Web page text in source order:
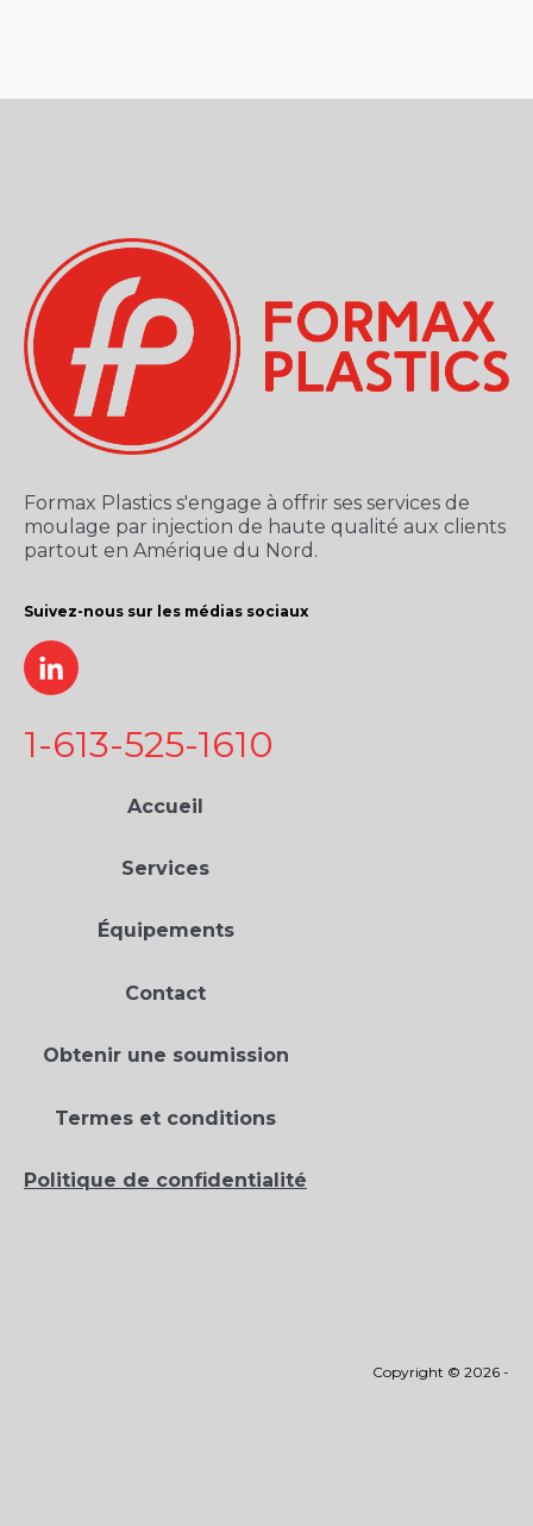
Formax Plastics s'engage à offrir ses services de
moulage par injection de haute qualité aux clients
partout en Amérique du Nord.
Suivez-nous sur les médias sociaux
1-613-525-1610
Accueil
Services
Équipements
Contact
Obtenir une soumission
Termes et conditions
Politique de confidentialité
Copyright © 2026 -